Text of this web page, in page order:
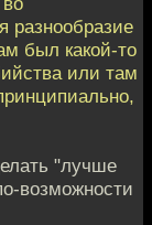
разнообразие
был какой-то
или там
"лучше
возможности